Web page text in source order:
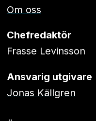
Om oss
Chefredaktör
Frasse Levinsson
Ansvarig utgivare
Jonas Källgren